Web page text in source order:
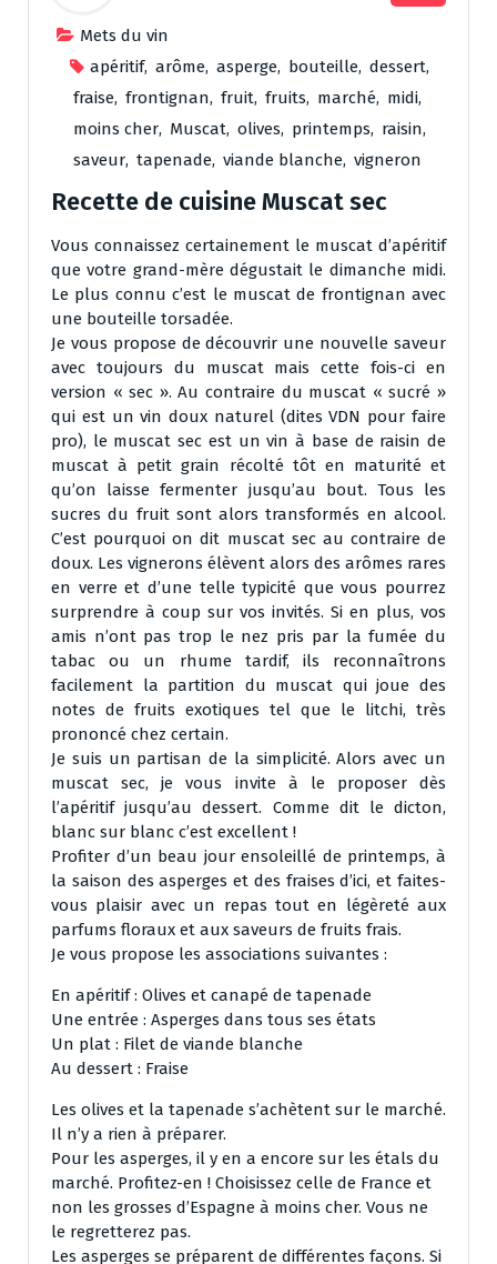
Mets du vin
apéritif, arôme, asperge, bouteille, dessert,
fraise, frontignan, fruit, fruits, marché, midi,
moins cher, Muscat, olives, printemps, raisin,
saveur, tapenade, viande blanche, vigneron
Recette de cuisine Muscat sec
Vous connaissez certainement le muscat d’apéritif
que votre grand-mère dégustait le dimanche midi.
Le plus connu c’est le muscat de frontignan avec
une bouteille torsadée.
Je vous propose de découvrir une nouvelle saveur
avec toujours du muscat mais cette fois-ci en
version « sec ». Au contraire du muscat « sucré »
qui est un vin doux naturel (dites VDN pour faire
pro), le muscat sec est un vin à base de raisin de
muscat à petit grain récolté tôt en maturité et
qu’on laisse fermenter jusqu’au bout. Tous les
sucres du fruit sont alors transformés en alcool.
C’est pourquoi on dit muscat sec au contraire de
doux. Les vignerons élèvent alors des arômes rares
en verre et d’une telle typicité que vous pourrez
surprendre à coup sur vos invités. Si en plus, vos
amis n’ont pas trop le nez pris par la fumée du
tabac ou un rhume tardif, ils reconnaîtrons
facilement la partition du muscat qui joue des
notes de fruits exotiques tel que le litchi, très
prononcé chez certain.
Je suis un partisan de la simplicité. Alors avec un
muscat sec, je vous invite à le proposer dès
l’apéritif jusqu’au dessert. Comme dit le dicton,
blanc sur blanc c’est excellent !
Profiter d’un beau jour ensoleillé de printemps, à
la saison des asperges et des fraises d’ici, et faites-
vous plaisir avec un repas tout en légèreté aux
parfums floraux et aux saveurs de fruits frais.
Je vous propose les associations suivantes :
En apéritif : Olives et canapé de tapenade
Une entrée : Asperges dans tous ses états
Un plat : Filet de viande blanche
Au dessert : Fraise
Les olives et la tapenade s’achètent sur le marché.
Il n’y a rien à préparer.
Pour les asperges, il y en a encore sur les étals du
marché. Profitez-en ! Choisissez celle de France et
non les grosses d’Espagne à moins cher. Vous ne
le regretterez pas.
Les asperges se préparent de différentes façons. Si